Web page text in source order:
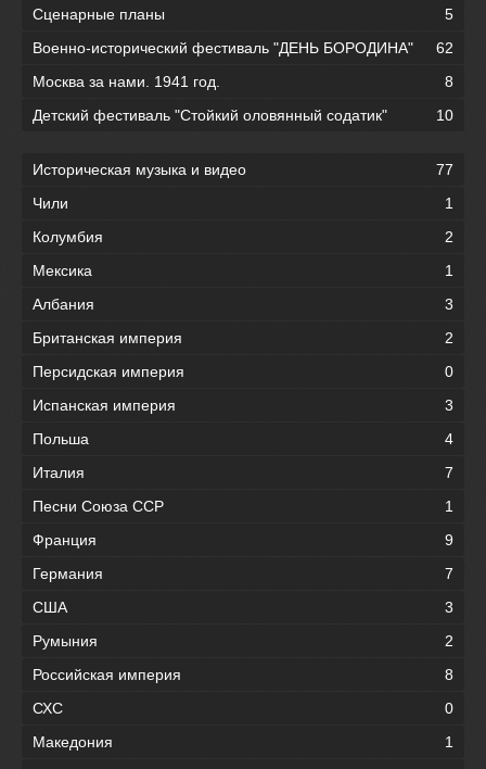
Сценарные планы
5
Военно-исторический фестиваль "ДЕНЬ БОРОДИНА"
62
Москва за нами. 1941 год.
8
Детский фестиваль "Стойкий оловянный содатик"
10
Историческая музыка и видео
77
Чили
1
Колумбия
2
Мексика
1
Албания
3
Британская империя
2
Персидская империя
0
Испанская империя
3
Польша
4
Италия
7
Песни Союза ССР
1
Франция
9
Германия
7
США
3
Румыния
2
Российская империя
8
СХС
0
Македония
1